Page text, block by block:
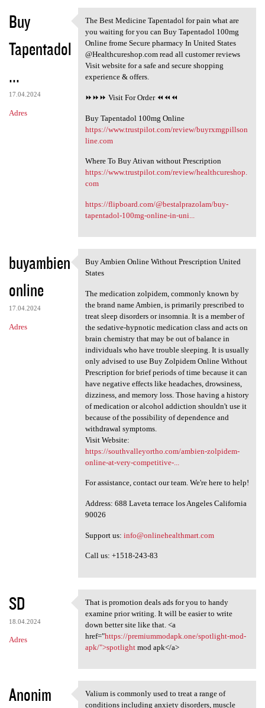
Buy
Tapentadol
...
17.04.2024
Adres
The Best Medicine Tapentadol
The Best Medicine Tapentadol for pain what are
you waiting for you can Buy Tapentadol 100mg
Online frome Secure pharmacy In United States
@Healthcureshop.com read all customer reviews
Visit website for a safe and secure shopping
experience & offers.
⏩⏩⏩ Visit For Order ⏪⏪⏪
Buy Tapentadol 100mg Online
https://www.trustpilot.com/review/buyrxmgpillson
line.com
Where To Buy Ativan without Prescription
https://www.trustpilot.com/review/healthcureshop.
com
https://flipboard.com/@bestalprazolam/buy-
tapentadol-100mg-online-in-uni...
buyambien
online
17.04.2024
Adres
Buy Ambien Online Without
Buy Ambien Online Without Prescription United
States
The medication zolpidem, commonly known by
the brand name Ambien, is primarily prescribed to
treat sleep disorders or insomnia. It is a member of
the sedative-hypnotic medication class and acts on
brain chemistry that may be out of balance in
individuals who have trouble sleeping. It is usually
only advised to use Buy Zolpidem Online Without
Prescription for brief periods of time because it can
have negative effects like headaches, drowsiness,
dizziness, and memory loss. Those having a history
of medication or alcohol addiction shouldn't use it
because of the possibility of dependence and
withdrawal symptoms.
Visit Website:
https://southvalleyortho.com/ambien-zolpidem-
online-at-very-competitive-...
For assistance, contact our team. We're here to help!
Address: 688 Laveta terrace los Angeles California
90026
Support us: info@onlinehealthmart.com
Call us: +1518-243-83
SD
18.04.2024
Adres
That is promotion deals ads
That is promotion deals ads for you to handy
examine prior writing. It will be easier to write
down better site like that. <a
href="https://premiummodapk.one/spotlight-mod-
apk/">spotlightmod apk</a>
Anonim Valium is commonly used to
Valium is commonly used to treat a range of
conditions including anxiety disorders, muscle